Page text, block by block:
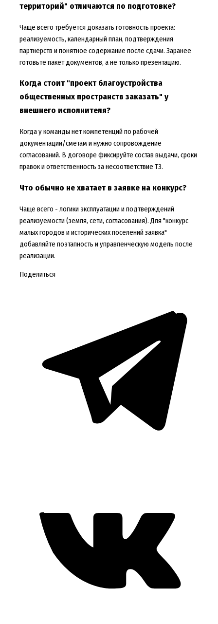
территорий" отличаются по подготовке?
Чаще всего требуется доказать готовность проекта:
реализуемость, календарный план, подтверждения
партнёрств и понятное содержание после сдачи. Заранее
готовьте пакет документов, а не только презентацию.
Когда стоит "проект благоустройства
общественных пространств заказать" у
внешнего исполнителя?
Когда у команды нет компетенций по рабочей
документации/сметам и нужно сопровождение
согласований. В договоре фиксируйте состав выдачи, сроки
правок и ответственность за несоответствие ТЗ.
Что обычно не хватает в заявке на конкурс?
Чаще всего - логики эксплуатации и подтверждений
реализуемости (земля, сети, согласования). Для "конкурс
малых городов и исторических поселений заявка"
добавляйте поэтапность и управленческую модель после
реализации.
Поделиться